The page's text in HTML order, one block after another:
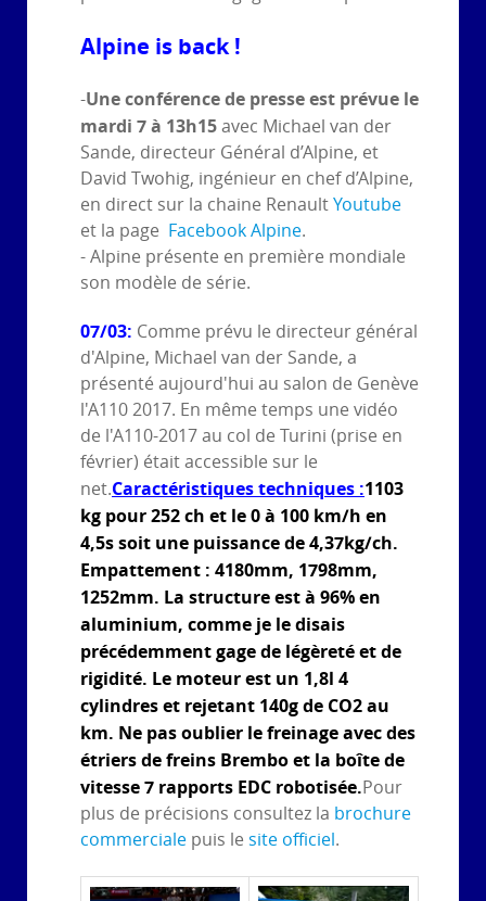
Alpine is back !
-Une conférence de presse est prévue le
mardi 7 à 13h15 avec Michael van der
Sande, directeur Général d’Alpine, et
David Twohig, ingénieur en chef d’Alpine,
en direct sur la chaine Renault Youtube
et la page Facebook Alpine.
- Alpine présente en première mondiale
son modèle de série.
07/03: Comme prévu le directeur général
d'Alpine, Michael van der Sande, a
présenté aujourd'hui au salon de Genève
l'A110 2017. En même temps une vidéo
de l'A110-2017 au col de Turini (prise en
février) était accessible sur le
net.Caractéristiques techniques :1103
kg pour 252 ch et le 0 à 100 km/h en
4,5s soit une puissance de 4,37kg/ch.
Empattement : 4180mm, 1798mm,
1252mm. La structure est à 96% en
aluminium, comme je le disais
précédemment gage de légèreté et de
rigidité. Le moteur est un 1,8l 4
cylindres et rejetant 140g de CO2 au
km. Ne pas oublier le freinage avec des
étriers de freins Brembo et la boîte de
vitesse 7 rapports EDC robotisée. Pour
plus de précisions consultez la brochure
commerciale puis le site officiel .